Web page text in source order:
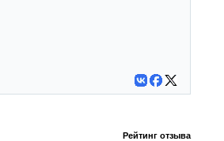
Рейтинг отзыва